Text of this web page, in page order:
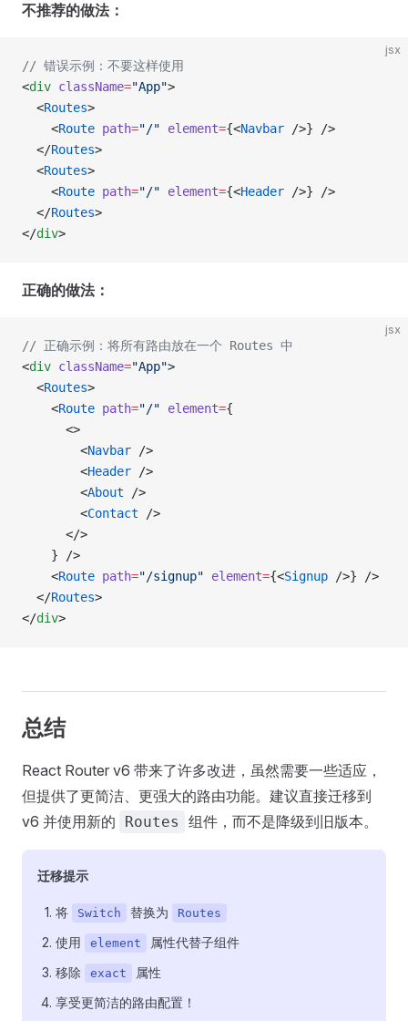
不推荐的做法：
jsx
// 错误示例：不要这样使用
<div className="App">
  <
Routes>
    <
Route path="/" element={<Navbar />} />
  </
Routes>
  <
Routes>
    <
Route path="/" element={<Header />} />
  </
Routes>
</div>
正确的做法：
jsx
// 正确示例：将所有路由放在一个 Routes 中
<div className="App">
  <
Routes>
    <
Route path="/" element={
      <>
        <
Navbar />
        <
Header />
        <
About />
        <
Contact />
      </>
    } />
    <
Route path="/signup" element={<Signup />} />
  </
Routes>
</div>
总结
React Router v6 带来了许多改进，虽然需要一些适应，
但提供了更简洁、更强大的路由功能。建议直接迁移到
v6 并使用新的
Routes 组件，而不是降级到旧版本。
迁移提示
将 Switch 替换为 Routes
使用 element
属性代替子组件
移除
exact
属性
享受更简洁的路由配置！